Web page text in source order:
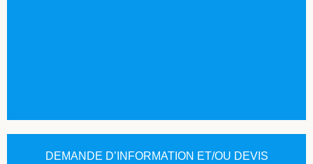
DEMANDE D’INFORMATION ET/OU DEVIS